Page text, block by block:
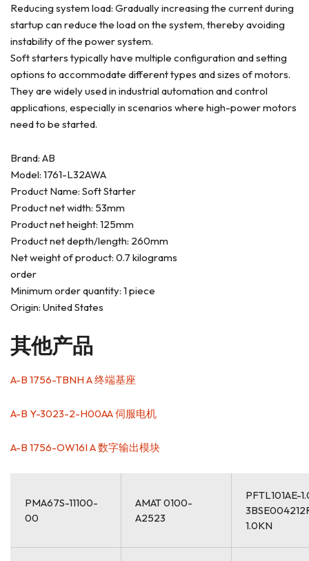
Reducing system load: Gradually increasing the current during
startup can reduce the load on the system, thereby avoiding
instability of the power system.
Soft starters typically have multiple configuration and setting
options to accommodate different types and sizes of motors.
They are widely used in industrial automation and control
applications, especially in scenarios where high-power motors
need to be started.
Brand: AB
Model: 1761-L32AWA
Product Name: Soft Starter
Product net width: 53mm
Product net height: 125mm
Product net depth/length: 260mm
Net weight of product: 0.7 kilograms
order
Minimum order quantity: 1 piece
Origin: United States
其他产品
A-B 1756-TBNH A 终端基座
A-B Y-3023-2-H00AA 伺服电机
A-B 1756-OW16I A 数字输出模块
PMA67S-11100-
00
AMAT 0100-
A2523
PFTL101AE-
1.0KN